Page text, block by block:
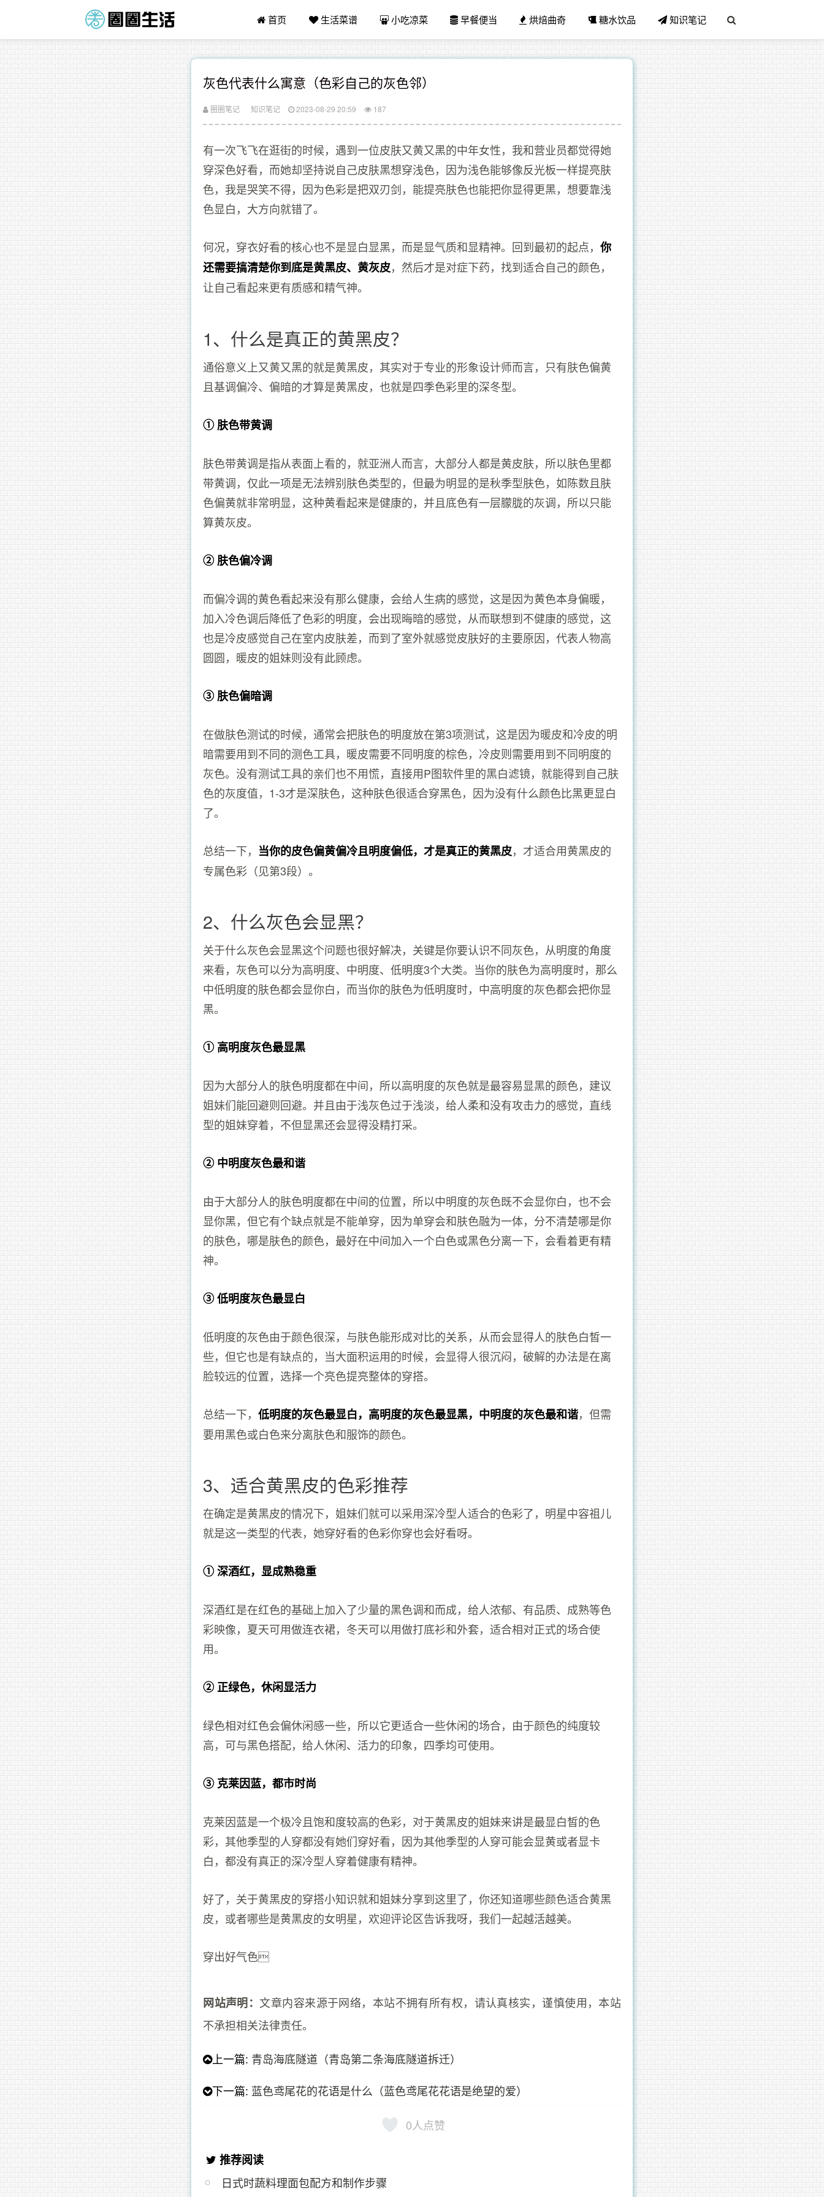
首页 生活菜谱 小吃凉菜 早餐便当 烘焙曲奇 糖水饮品 知识笔记
灰色代表什么寓意（色彩自己的灰色邻）
圈圈笔记 知识笔记 2023-08-29 20:59 187
有一次飞飞在逛街的时候，遇到一位皮肤又黄又黑的中年女性，我和营业员都觉得她
穿深色好看，而她却坚持说自己皮肤黑想穿浅色，因为浅色能够像反光板一样提亮肤
色，我是哭笑不得，因为色彩是把双刃剑，能提亮肤色也能把你显得更黑，想要靠浅
色显白，大方向就错了。
何况，穿衣好看的核心也不是显白显黑，而是显气质和显精神。回到最初的起点，你
还需要搞清楚你到底是黄黑皮、黄灰皮，然后才是对症下药，找到适合自己的颜色，
让自己看起来更有质感和精气神。
1、什么是真正的黄黑皮？
通俗意义上又黄又黑的就是黄黑皮，其实对于专业的形象设计师而言，只有肤色偏黄
且基调偏冷、偏暗的才算是黄黑皮，也就是四季色彩里的深冬型。
① 肤色带黄调
肤色带黄调是指从表面上看的，就亚洲人而言，大部分人都是黄皮肤，所以肤色里都
带黄调，仅此一项是无法辨别肤色类型的，但最为明显的是秋季型肤色，如陈数且肤
色偏黄就非常明显，这种黄看起来是健康的，并且底色有一层朦胧的灰调，所以只能
算黄灰皮。
② 肤色偏冷调
而偏冷调的黄色看起来没有那么健康，会给人生病的感觉，这是因为黄色本身偏暖，
加入冷色调后降低了色彩的明度，会出现晦暗的感觉，从而联想到不健康的感觉，这
也是冷皮感觉自己在室内皮肤差，而到了室外就感觉皮肤好的主要原因，代表人物高
圆圆，暖皮的姐妹则没有此顾虑。
③ 肤色偏暗调
在做肤色测试的时候，通常会把肤色的明度放在第3项测试，这是因为暖皮和冷皮的明
暗需要用到不同的测色工具，暖皮需要不同明度的棕色，冷皮则需要用到不同明度的
灰色。没有测试工具的亲们也不用慌，直接用P图软件里的黑白滤镜，就能得到自己肤
色的灰度值，1-3才是深肤色，这种肤色很适合穿黑色，因为没有什么颜色比黑更显白
了。
总结一下， 当你的皮色偏黄偏冷且明度偏低，才是真正的黄黑皮，才适合用黄黑皮的
专属色彩（见第3段）。
2、什么灰色会显黑？
关于什么灰色会显黑这个问题也很好解决，关键是你要认识不同灰色，从明度的角度
来看，灰色可以分为高明度、中明度、低明度3个大类。当你的肤色为高明度时，那么
中低明度的肤色都会显你白，而当你的肤色为低明度时，中高明度的灰色都会把你显
黑。
① 高明度灰色最显黑
因为大部分人的肤色明度都在中间，所以高明度的灰色就是最容易显黑的颜色，建议
姐妹们能回避则回避。并且由于浅灰色过于浅淡，给人柔和没有攻击力的感觉，直线
型的姐妹穿着，不但显黑还会显得没精打采。
② 中明度灰色最和谐
由于大部分人的肤色明度都在中间的位置，所以中明度的灰色既不会显你白，也不会
显你黑，但它有个缺点就是不能单穿，因为单穿会和肤色融为一体，分不清楚哪是你
的肤色，哪是肤色的颜色，最好在中间加入一个白色或黑色分离一下，会看着更有精
神。
③ 低明度灰色最显白
低明度的灰色由于颜色很深，与肤色能形成对比的关系，从而会显得人的肤色白皙一
些，但它也是有缺点的，当大面积运用的时候，会显得人很沉闷，破解的办法是在离
脸较远的位置，选择一个亮色提亮整体的穿搭。
总结一下，低明度的灰色最显白，高明度的灰色最显黑，中明度的灰色最和谐，但需
要用黑色或白色来分离肤色和服饰的颜色。
3、适合黄黑皮的色彩推荐
在确定是黄黑皮的情况下，姐妹们就可以采用深冷型人适合的色彩了，明星中容祖儿
就是这一类型的代表，她穿好看的色彩你穿也会好看呀。
① 深酒红，显成熟稳重
深酒红是在红色的基础上加入了少量的黑色调和而成，给人浓郁、有品质、成熟等色
彩映像，夏天可用做连衣裙，冬天可以用做打底衫和外套，适合相对正式的场合使
用。
② 正绿色，休闲显活力
绿色相对红色会偏休闲感一些，所以它更适合一些休闲的场合，由于颜色的纯度较
高，可与黑色搭配，给人休闲、活力的印象，四季均可使用。
③ 克莱因蓝，都市时尚
克莱因蓝是一个极冷且饱和度较高的色彩，对于黄黑皮的姐妹来讲是最显白皙的色
彩，其他季型的人穿都没有她们穿好看，因为其他季型的人穿可能会显黄或者显卡
白，都没有真正的深冷型人穿着健康有精神。
好了，关于黄黑皮的穿搭小知识就和姐妹分享到这里了，你还知道哪些颜色适合黄黑
皮，或者哪些是黄黑皮的女明星，欢迎评论区告诉我呀，我们一起越活越美。
穿出好气色
网站声明： 文章内容来源于网络，本站不拥有所有权，请认真核实，谨慎使用，本站
不承担相关法律责任。
上一篇: 青岛海底隧道（青岛第二条海底隧道拆迁）
下一篇: 蓝色鸢尾花的花语是什么（蓝色鸢尾花花语是绝望的爱）
0人点赞
推荐阅读
日式时蔬料理面包配方和制作步骤